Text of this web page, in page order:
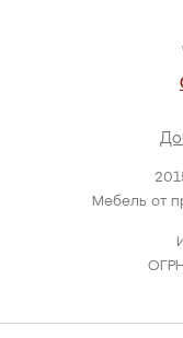
Мебель от